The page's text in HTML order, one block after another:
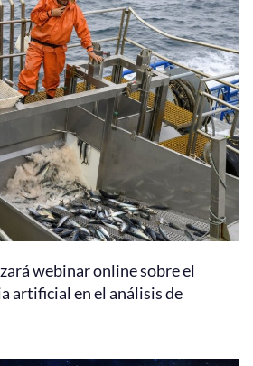
webinar online sobre el
artificial en el análisis de